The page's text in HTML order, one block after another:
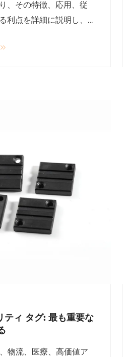
、その特徴、応用、従
利点を詳細に説明し、
ティ タグ: 最も重要な
物流、医療、高価値ア